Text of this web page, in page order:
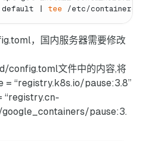
default | tee /etc/containerd/
，国内服务器需要修改
config.toml文件中的内容,将
= “registry.k8s.io/pause:3.8”
“registry.cn-
pause:3.